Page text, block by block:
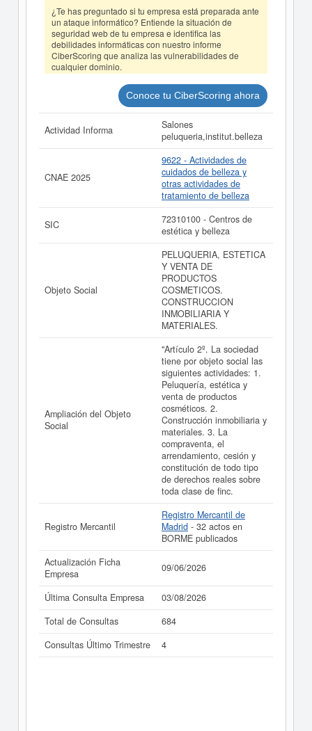
La última actualización del informe de empresa se ha
realizado el 09/06/2026.
¿Te has preguntado si tu empresa está preparada ante
un ataque informático? Entiende la situación de
seguridad web de tu empresa e identifica las
debilidades informáticas con nuestro informe
CiberScoring que analiza las vulnerabilidades de
cualquier dominio.
Conoce tu CiberScoring ahora
Actividad Informa
Salones
peluqueria,institut.belleza
CNAE 2025
9622 - Actividades de
cuidados de belleza y
otras actividades de
tratamiento de belleza
SIC
72310100 - Centros de
estética y belleza
Objeto Social
PELUQUERIA, ESTETICA
Y VENTA DE
PRODUCTOS
COSMETICOS.
CONSTRUCCION
INMOBILIARIA Y
MATERIALES.
Ampliación del Objeto
Social
"Artículo 2º. La sociedad
tiene por objeto social las
siguientes actividades: 1.
Peluquería, estética y
venta de productos
cosméticos. 2.
Construcción inmobiliaria y
materiales. 3. La
compraventa, el
arrendamiento, cesión y
constitución de todo tipo
de derechos reales sobre
toda clase de finc.
Registro Mercantil
Registro Mercantil de
Madrid - 32 actos en
BORME publicados
Actualización Ficha
Empresa
09/06/2026
Última Consulta Empresa
03/08/2026
Total de Consultas
684
Consultas Último Trimestre
4